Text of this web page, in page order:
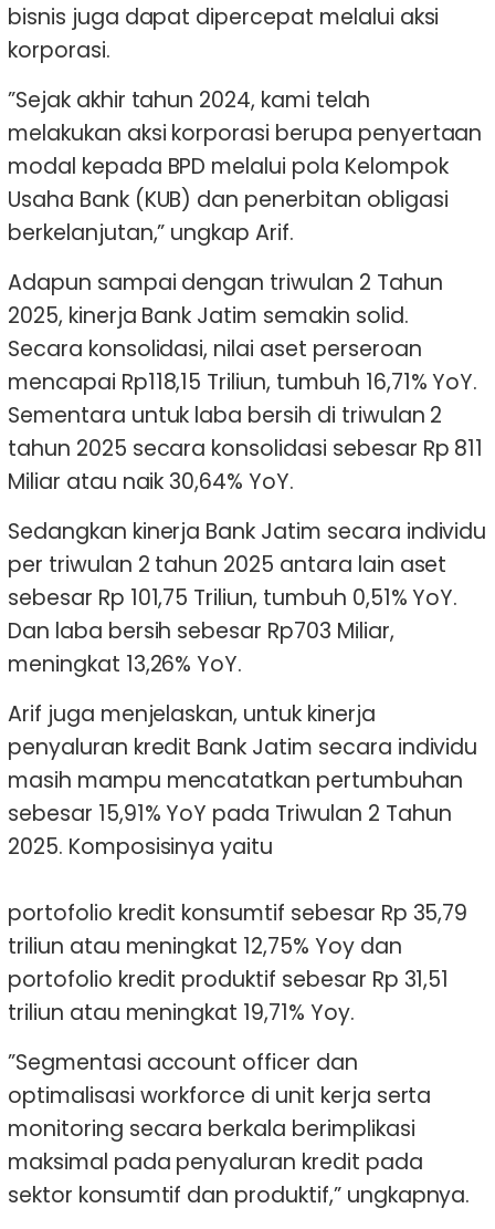
bisnis juga dapat dipercepat melalui aksi
korporasi.
”Sejak akhir tahun 2024, kami telah
melakukan aksi korporasi berupa penyertaan
modal kepada BPD melalui pola Kelompok
Usaha Bank (KUB) dan penerbitan obligasi
berkelanjutan,” ungkap Arif.
Adapun sampai dengan triwulan 2 Tahun
2025, kinerja Bank Jatim semakin solid.
Secara konsolidasi, nilai aset perseroan
mencapai Rp118,15 Triliun, tumbuh 16,71% YoY.
Sementara untuk laba bersih di triwulan 2
tahun 2025 secara konsolidasi sebesar Rp 811
Miliar atau naik 30,64% YoY.
Sedangkan kinerja Bank Jatim secara individu
per triwulan 2 tahun 2025 antara lain aset
sebesar Rp 101,75 Triliun, tumbuh 0,51% YoY.
Dan laba bersih sebesar Rp703 Miliar,
meningkat 13,26% YoY.
Arif juga menjelaskan, untuk kinerja
penyaluran kredit Bank Jatim secara individu
masih mampu mencatatkan pertumbuhan
sebesar 15,91% YoY pada Triwulan 2 Tahun
2025. Komposisinya yaitu
portofolio kredit konsumtif sebesar Rp 35,79
triliun atau meningkat 12,75% Yoy dan
portofolio kredit produktif sebesar Rp 31,51
triliun atau meningkat 19,71% Yoy.
”Segmentasi account officer dan
optimalisasi workforce di unit kerja serta
monitoring secara berkala berimplikasi
maksimal pada penyaluran kredit pada
sektor konsumtif dan produktif,” ungkapnya.